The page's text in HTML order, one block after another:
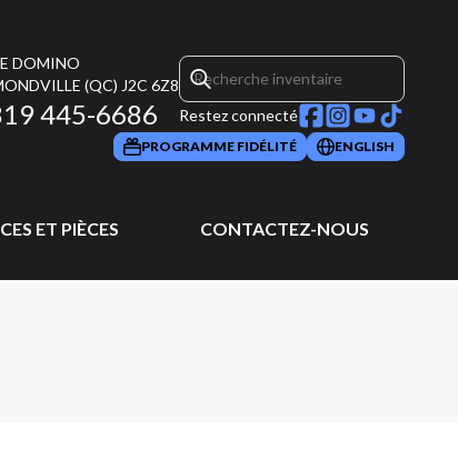
DOMINO
(QC) J2C 6Z8
445-6686 Restez connecté
PROGRAMME FIDÉLITÉ ENGLISH
ET PIÈCES CONTACTEZ-NOUS